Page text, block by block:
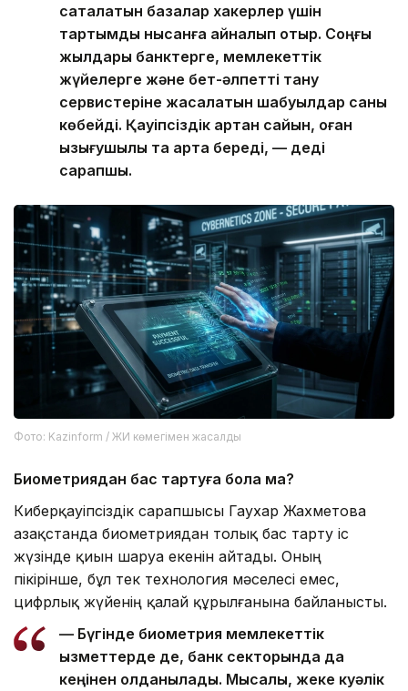
сақталатын базалар хакерлер үшін
тартымды нысанға айналып отыр. Соңғы
жылдары банктерге, мемлекеттік
жүйелерге және бет-әлпетті тану
сервистеріне жасалатын шабуылдар саны
көбейді. Қауіпсіздік артқан сайын, оған
қызығушылық та арта береді, — деді
сарапшы.
Фото: Kazinform / ЖИ көмегімен жасалды
Биометриядан бас тартуға бола ма?
Киберқауіпсіздік сарапшысы Гаухар Жахметова
Қазақстанда биометриядан толық бас тарту іс
жүзінде қиын шаруа екенін айтады. Оның
пікірінше, бұл тек технология мәселесі емес,
цифрлық жүйенің қалай құрылғанына байланысты.
— Бүгінде биометрия мемлекеттік
қызметтерде де, банк секторында да
кеңінен қолданылады. Мысалы, жеке куәлік